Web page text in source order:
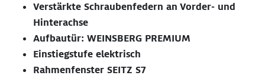
Verstärkte Schraubenfedern an Vorder- und
Hinterachse
Aufbautür: WEINSBERG PREMIUM
Einstiegstufe elektrisch
Rahmenfenster SEITZ S7